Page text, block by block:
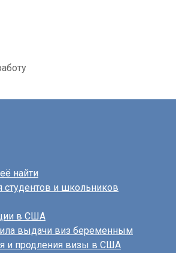
найти
студентов и школьников
в США
выдачи виз беременным
и продления визы в США